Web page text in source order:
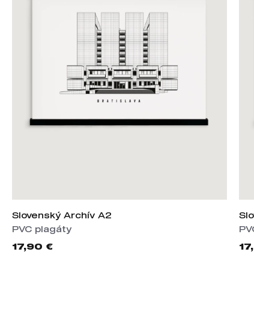
Slovenský Archív A2
PVC plagáty
17,90 €